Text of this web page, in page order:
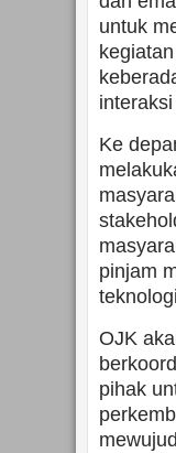
untuk
Ke
pinjam
OJK
pihak